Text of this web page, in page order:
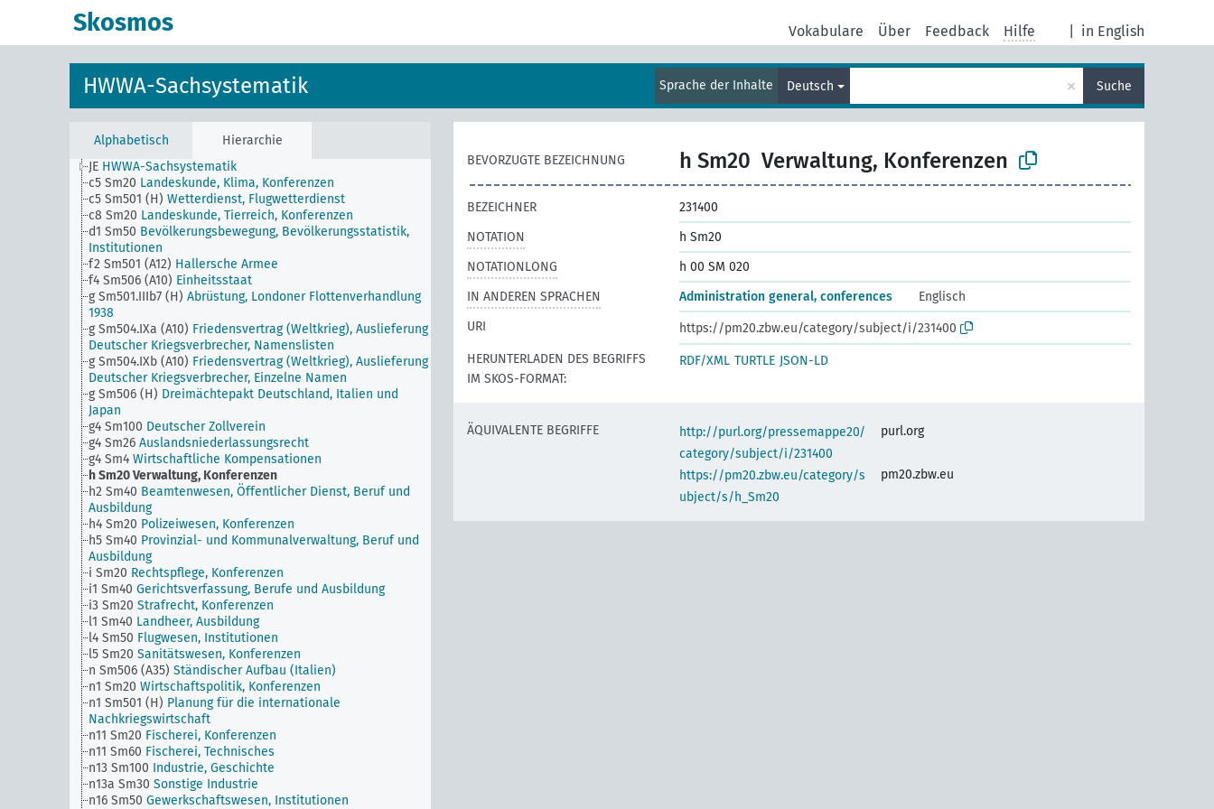
Skosmos in English
Vokabulare Über Feedback Hilfe
HWWA-Sachsystematik Sprache der Inhalte Deutsch × Suche
Alphabetisch
Hierarchie
JE HWWA-Sachsystematik
c5 Sm20 Landeskunde, Klima, Konferenzen
c5 Sm501 (H) Wetterdienst, Flugwetterdienst
c8 Sm20 Landeskunde, Tierreich, Konferenzen
d1 Sm50 Bevölkerungsbewegung, Bevölkerungsstatistik,
Institutionen
f2 Sm501 (A12) Hallersche Armee
f4 Sm506 (A10) Einheitsstaat
g Sm501.IIIb7 (H) Abrüstung, Londoner Flottenverhandlung
1938
g Sm504.IXa (A10) Friedensvertrag (Weltkrieg), Auslieferung
Deutscher Kriegsverbrecher, Namenslisten
g Sm504.IXb (A10) Friedensvertrag (Weltkrieg), Auslieferung
Deutscher Kriegsverbrecher, Einzelne Namen
g Sm506 (H) Dreimächtepakt Deutschland, Italien und
Japan
g4 Sm100 Deutscher Zollverein
g4 Sm26 Auslandsniederlassungsrecht
g4 Sm4 Wirtschaftliche Kompensationen
h Sm20Verwaltung, Konferenzen
h2 Sm40 Beamtenwesen, Öffentlicher Dienst, Beruf und
Ausbildung
h4 Sm20 Polizeiwesen, Konferenzen
h5 Sm40 Provinzial- und Kommunalverwaltung, Beruf und
Ausbildung
i Sm20 Rechtspflege, Konferenzen
i1 Sm40 Gerichtsverfassung, Berufe und Ausbildung
i3 Sm20 Strafrecht, Konferenzen
l1 Sm40 Landheer, Ausbildung
l4 Sm50 Flugwesen, Institutionen
l5 Sm20 Sanitätswesen, Konferenzen
n Sm506 (A35) Ständischer Aufbau (Italien)
n1 Sm20 Wirtschaftspolitik, Konferenzen
n1 Sm501 (H) Planung für die internationale
Nachkriegswirtschaft
n11 Sm20 Fischerei, Konferenzen
n11 Sm60 Fischerei, Technisches
n13 Sm100 Industrie, Geschichte
n13a Sm30 Sonstige Industrie
n16 Sm50 Gewerkschaftswesen, Institutionen
BEVORZUGTE BEZEICHNUNG h Sm20 Verwaltung, Konferenzen
BEZEICHNER
231400
NOTATION
h Sm20
NOTATIONLONG
h 00 SM 020
IN ANDEREN SPRACHEN
Administration general, conferences
Englisch
URI
https://pm20.zbw.eu/category/subject/i/231400
HERUNTERLADEN DES BEGRIFFS
IM SKOS-FORMAT:
RDF/XML TURTLE JSON-LD
ÄQUIVALENTE BEGRIFFE
http://purl.org/pressemappe20/
category/subject/i/231400
purl.org
https://pm20.zbw.eu/category/s
ubject/s/h_Sm20
pm20.zbw.eu